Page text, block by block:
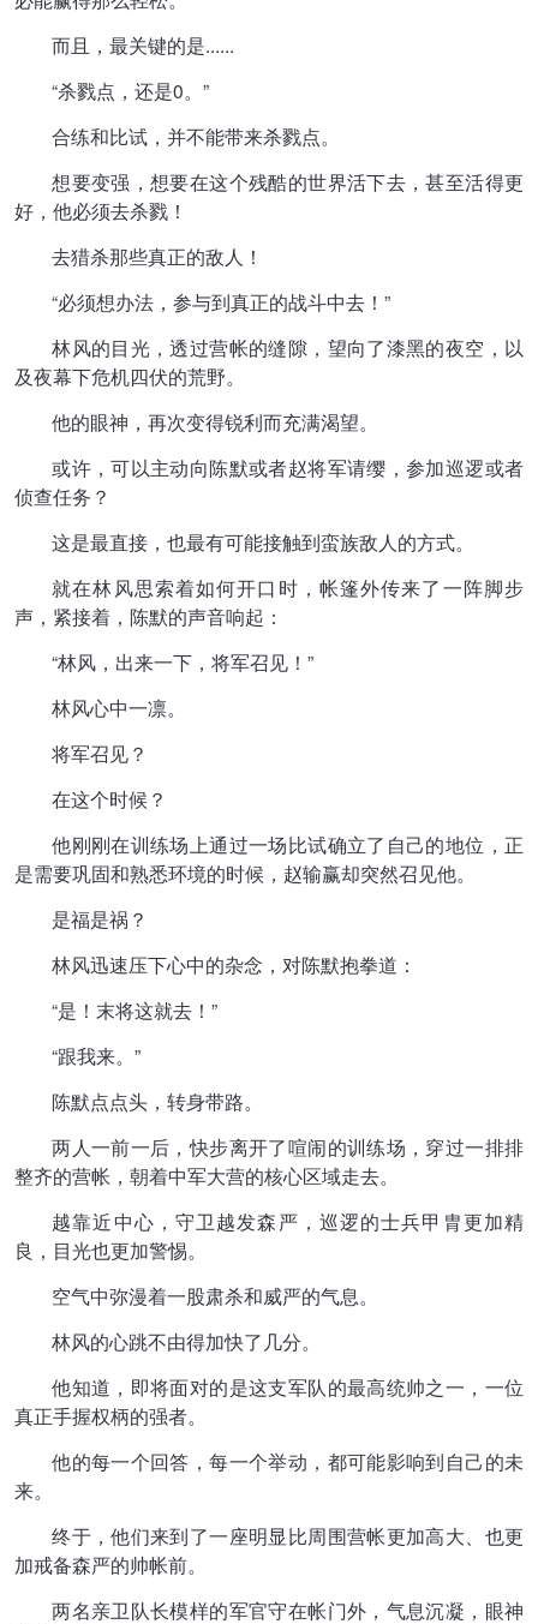
而且，最关键的是......
“杀戮点，还是0。”
合练和比试，并不能带来杀戮点。
想要变强，想要在这个残酷的世界活下去，甚至活得更
好，他必须去杀戮！
去猎杀那些真正的敌人！
“必须想办法，参与到真正的战斗中去！”
林风的目光，透过营帐的缝隙，望向了漆黑的夜空，以
及夜幕下危机四伏的荒野。
他的眼神，再次变得锐利而充满渴望。
或许，可以主动向陈默或者赵将军请缨，参加巡逻或者
侦查任务？
这是最直接，也最有可能接触到蛮族敌人的方式。
就在林风思索着如何开口时，帐篷外传来了一阵脚步
声，紧接着，陈默的声音响起：
“林风，出来一下，将军召见！”
林风心中一凛。
将军召见？
在这个时候？
他刚刚在训练场上通过一场比试确立了自己的地位，正
是需要巩固和熟悉环境的时候，赵输赢却突然召见他。
是福是祸？
林风迅速压下心中的杂念，对陈默抱拳道：
“是！末将这就去！”
“跟我来。”
陈默点点头，转身带路。
两人一前一后，快步离开了喧闹的训练场，穿过一排排
整齐的营帐，朝着中军大营的核心区域走去。
越靠近中心，守卫越发森严，巡逻的士兵甲胄更加精
良，目光也更加警惕。
空气中弥漫着一股肃杀和威严的气息。
林风的心跳不由得加快了几分。
他知道，即将面对的是这支军队的最高统帅之一，一位
真正手握权柄的强者。
他的每一个回答，每一个举动，都可能影响到自己的未
来。
终于，他们来到了一座明显比周围营帐更加高大、也更
加戒备森严的帅帐前。
两名亲卫队长模样的军官守在帐门外，气息沉凝，眼神